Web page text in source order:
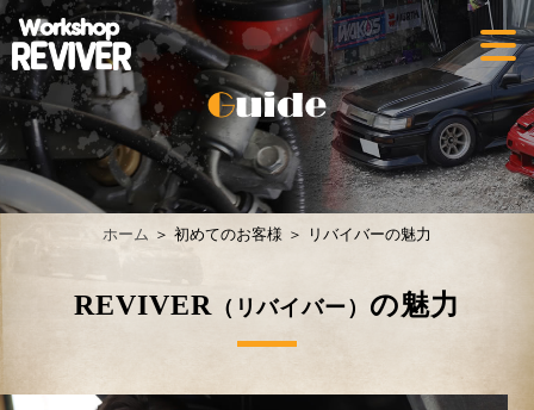
ホーム ＞ 初めてのお客様 ＞ リバイバーの魅力
REVIVER（リバイバー） の魅力